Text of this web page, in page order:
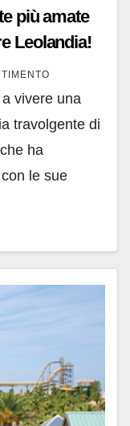
più amate
Leolandia!
vivere una
travolgente di
ha
le sue